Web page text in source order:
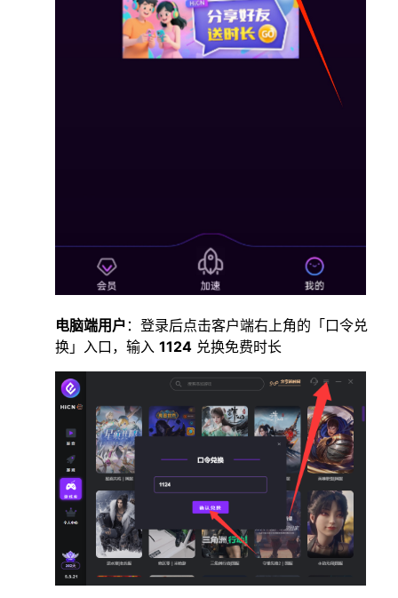
电脑端用户 ：登录后点击客户端右上角的「口令兑
换」入口，输入1124 兑换免费时长